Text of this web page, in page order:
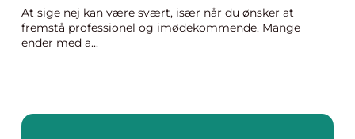
At sige nej kan være svært, især når du ønsker at
fremstå professionel og imødekommende. Mange
ender med a...